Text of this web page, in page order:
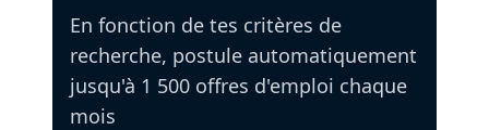
En fonction de tes critères de
recherche, postule automatiquement
jusqu'à 1 500 offres d'emploi chaque
mois